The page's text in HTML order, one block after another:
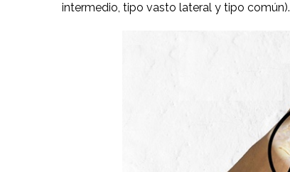
intermedio, tipo vasto lateral y tipo común).